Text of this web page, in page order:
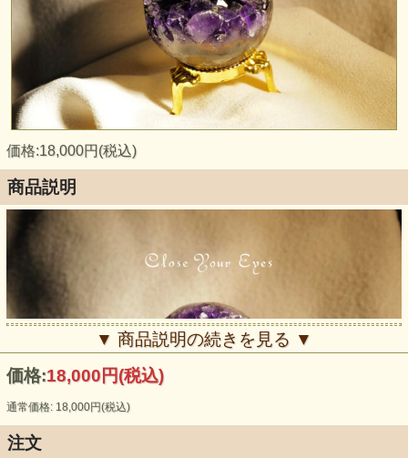
価格:18,000円(税込)
商品説明
▼ 商品説明の続きを見る ▼
価格:18,000円(税込)
通常価格: 18,000円(税込)
注文